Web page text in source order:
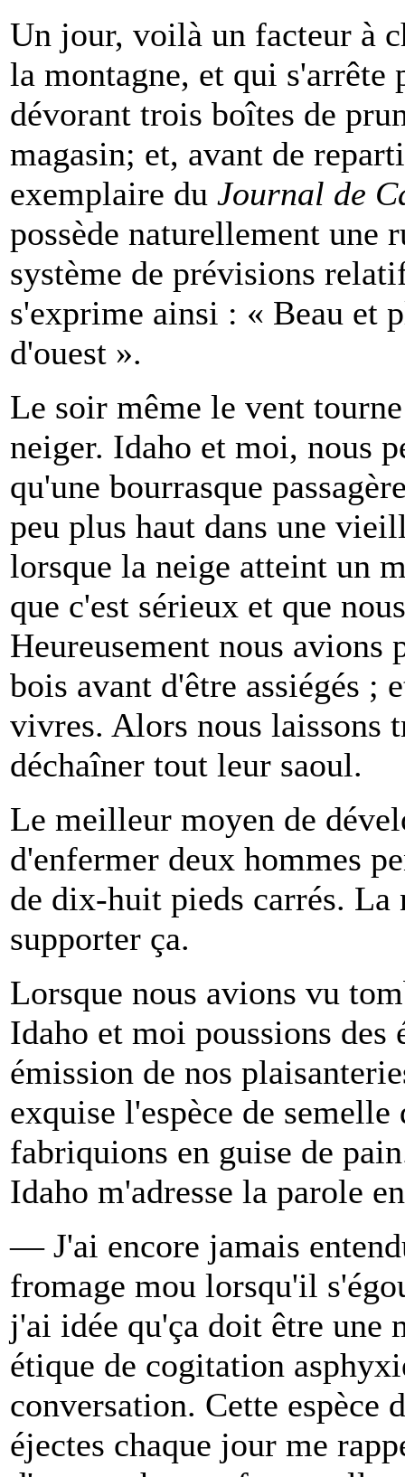
Un jour, voilà un facteur à
la montagne, et qui s'arrête
dévorant trois boîtes de
magasin; et, avant de
exemplaire du Journal de
possède naturellement une
système de prévisions
s'exprime ainsi : « Beau et
d'ouest ».
Le soir même le vent
neiger. Idaho et moi, nous
qu'une bourrasque
peu plus haut dans une
lorsque la neige atteint un
que c'est sérieux et que
Heureusement nous avions
bois avant d'être assiégés ;
vivres. Alors nous laissons
déchaîner tout leur saoul.
Le meilleur moyen de
d'enfermer deux hommes
de dix-huit pieds carrés. La
supporter ça.
Lorsque nous avions vu
Idaho et moi poussions
émission de nos
exquise l'espèce de
fabriquions en guise de
Idaho m'adresse la parole
— J'ai encore jamais
fromage mou lorsqu'il
j'ai idée qu'ça doit être une
étique de cogitation
conversation. Cette espèce
éjectes chaque jour me